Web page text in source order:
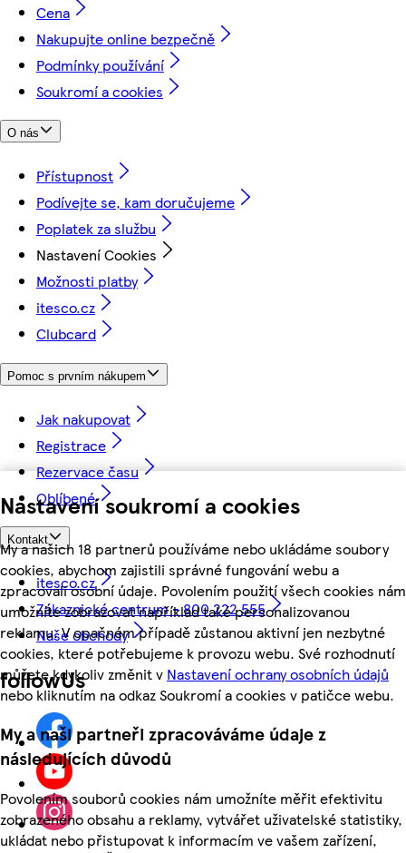
Nastavení soukromí a cookies
My a našich 18 partnerů používáme nebo ukládáme soubory
cookies, abychom zajistili správné fungování webu a
zpracovali osobní údaje. Povolením použití všech cookies nám
umožníte zobrazovat například také personalizovanou
reklamu. V opačném případě zůstanou aktivní jen nezbytné
cookies, které potřebujeme k provozu webu. Své rozhodnutí
můžete kdykoliv změnit v Nastavení ochrany osobních údajů
nebo kliknutím na odkaz Soukromí a cookies v patičce webu.
My a naši partneři zpracováváme údaje z
následujících důvodů
Povolením souborů cookies nám umožníte měřit efektivitu
zobrazeného obsahu a reklamy, vytvářet uživatelské statistiky,
ukládat nebo přistupovat k informacím ve vašem zařízení,
Cena
Nakupujte online bezpečně
Podmínky používání
Soukromí a cookies
O nás
Přístupnost
Podívejte se, kam doručujeme
Poplatek za službu
Nastavení Cookies
Možnosti platby
itesco.cz
Clubcard
Pomoc s prvním nákupem
Jak nakupovat
Registrace
Rezervace času
Oblíbené
Kontakt
itesco.cz
Zákaznické centrum - 800 222 555
Naše obchody
followUs